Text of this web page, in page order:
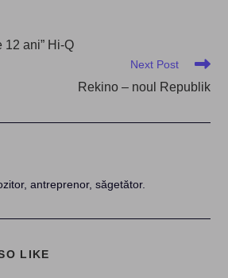
12 ani” Hi-Q
Next Post
Rekino – noul Republik
antreprenor, săgetător.
LIKE